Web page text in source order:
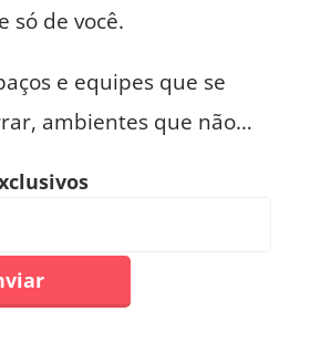
só de você.
e equipes que se
ambientes que não…